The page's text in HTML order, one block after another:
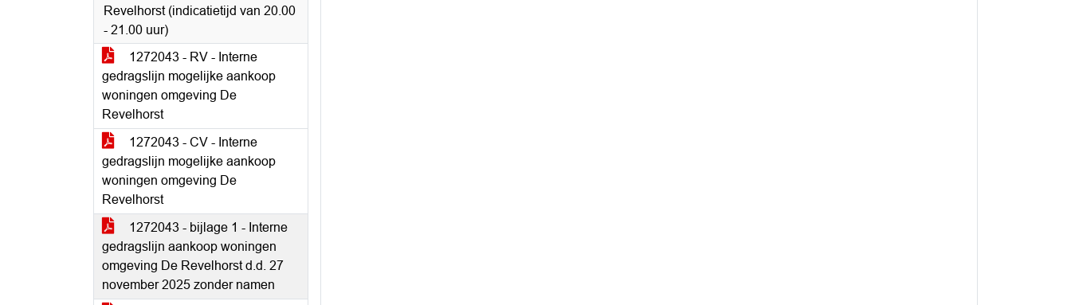
Revelhorst (indicatietijd van 20.00
- 21.00 uur)
1272043 - RV - Interne
gedragslijn mogelijke aankoop
woningen omgeving De
Revelhorst
1272043 - CV - Interne
gedragslijn mogelijke aankoop
woningen omgeving De
Revelhorst
1272043 - bijlage 1 - Interne
gedragslijn aankoop woningen
omgeving De Revelhorst d.d. 27
november 2025 zonder namen